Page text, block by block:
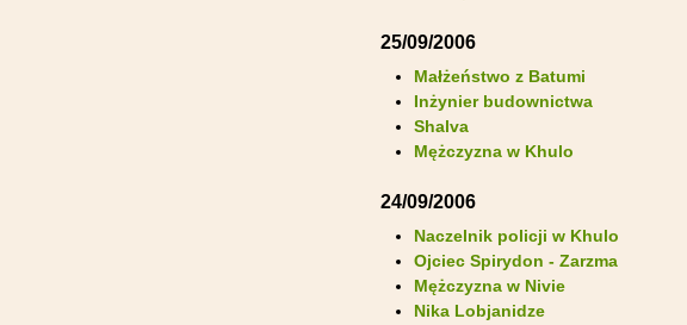
25/09/2006
Małżeństwo z Batumi
Inżynier budownictwa
Shalva
Mężczyzna w Khulo
24/09/2006
Naczelnik policji w Khulo
Ojciec Spirydon - Zarzma
Mężczyzna w Nivie
Nika Lobjanidze